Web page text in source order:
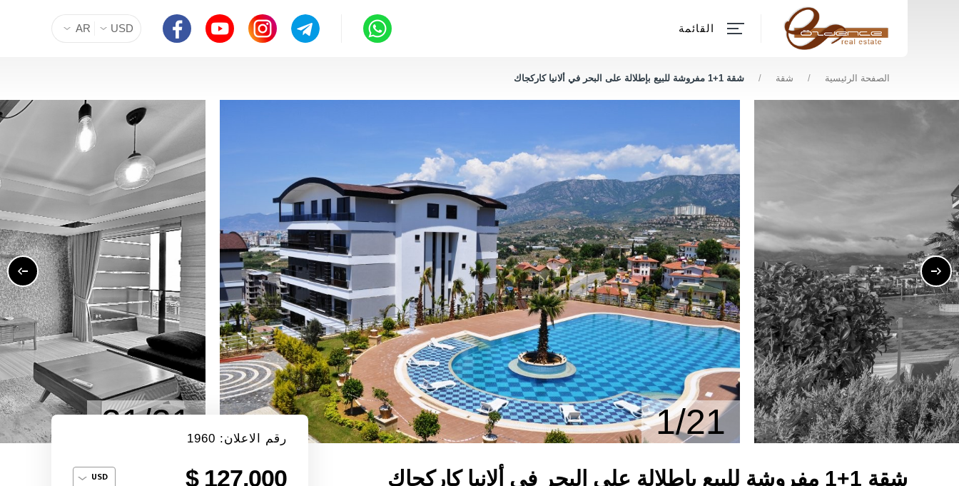
القائمة AR USD
الصفحة الرئيسية / شقة / شقة 1+1 مفروشة للبيع بإطلالة على البحر في ألانيا كاركجاك
21/21 1/21 رقم الاعلان: 1960
127.000 $ شقة 1+1 مفروشة للبيع بإطلالة على البحر في ألانيا كاركجاك